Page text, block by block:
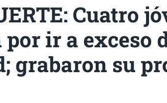
Cuatro
ir a exceso
grabaron su